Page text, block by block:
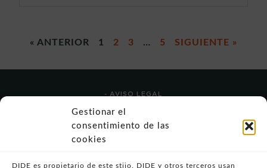
Gestionar el
consentimiento de las
cookies
DIDE es propietario de este stiio. DIDE y otros terceros usan
« ANTERIOR 1 2 3 … 5 SIGUIENTE »
- AVISO LEGAL
- POLÍTICA DE USO
- POLÍTICA DE PRIVACIDAD
- POLÍTICA DE COOKIES (UE)
VULNERABILIDADES